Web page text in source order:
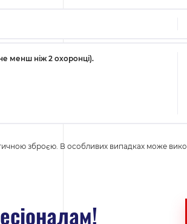
менш ніж 2 охоронці).
зброєю. В особливих випадках може